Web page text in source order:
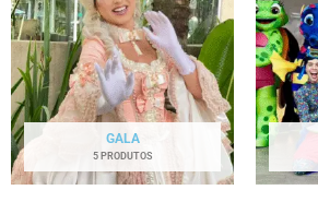
GALA
5 PRODUTOS